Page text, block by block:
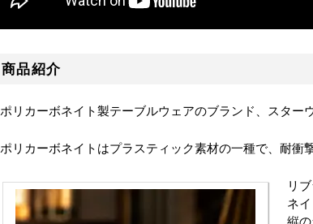
商品紹介
ポリカーボネイト製テーブルウェアのブランド、スター
ポリカーボネイトはプラスティック素材の一種で、耐衝
リ
ネ
縦